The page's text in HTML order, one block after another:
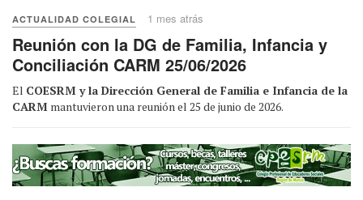
ACTUALIDAD COLEGIAL 1 mes atrás
Reunión con la DG de Familia, Infancia y
Conciliación CARM 25/06/2026
El COESRM y la Dirección General de Familia e Infancia de la
CARM mantuvieron una reunión el 25 de junio de 2026.